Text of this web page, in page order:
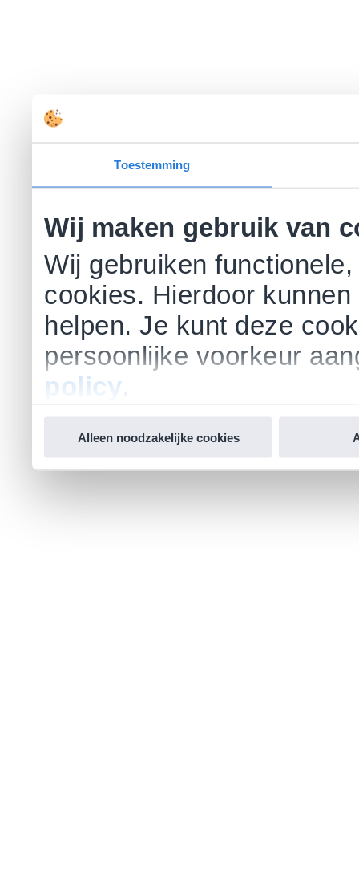
Toestemming
Wij maken gebruik van
Wij gebruiken
cookies. Hierdoor
helpen. Je kunt deze
persoonlijke voorkeur
policy
Alleen noodzakelijke cookies